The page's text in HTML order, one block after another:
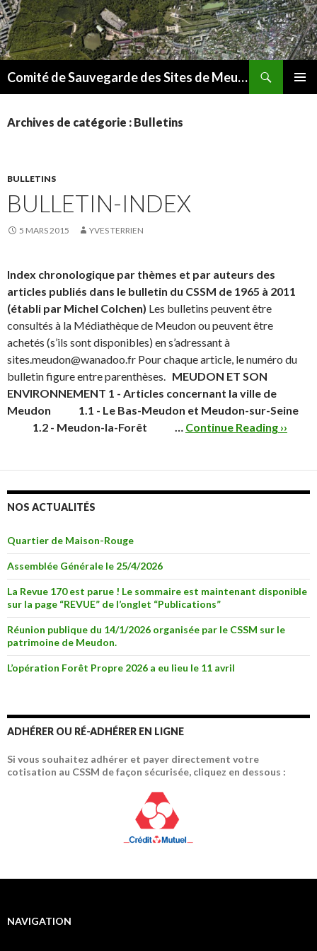
Comité de Sauvegarde des Sites de Meudon
CONTENU
Archives de catégorie : Bulletins
BULLETINS
BULLETIN-INDEX
5 MARS 2015 YVES TERRIEN
Index chronologique par thèmes et par auteurs des
articles publiés dans le bulletin du CSSM de 1965 à 2011
(établi par Michel Colchen) Les bulletins peuvent être
consultés à la Médiathèque de Meudon ou peuvent être
achetés (s’ils sont disponibles) en s’adressant à
sites.meudon@wanadoo.fr Pour chaque article, le numéro du
bulletin figure entre parenthèses. MEUDON ET SON
ENVIRONNEMENT 1 - Articles concernant la ville de
Meudon
1.1 - Le Bas-Meudon et Meudon-sur-Seine
1.2 - Meudon-la-Forêt
… Continue Reading ››
NOS ACTUALITÉS
Quartier de Maison-Rouge
Assemblée Générale le 25/4/2026
La Revue 170 est parue ! Le sommaire est maintenant disponible
sur la page “REVUE” de l’onglet “Publications”
Réunion publique du 14/1/2026 organisée par le CSSM sur le
patrimoine de Meudon.
L’opération Forêt Propre 2026 a eu lieu le 11 avril
ADHÉRER OU RÉ-ADHÉRER EN LIGNE
Si vous souhaitez adhérer et payer directement votre
cotisation au CSSM de façon sécurisée, cliquez en dessous :
NAVIGATION